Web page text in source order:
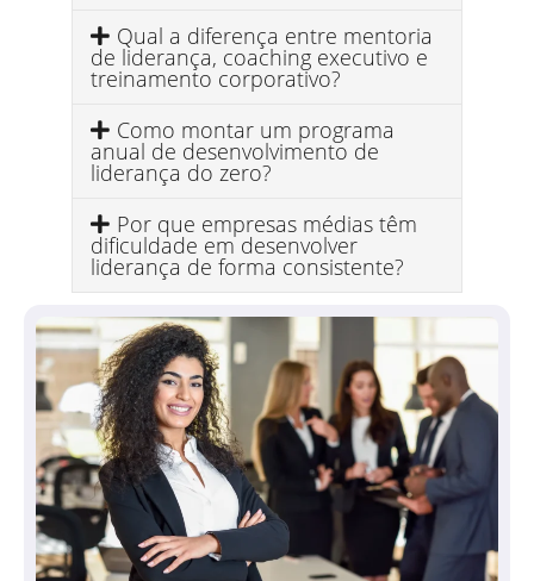
Qual a diferença entre mentoria
de liderança, coaching executivo e
treinamento corporativo?
Como montar um programa
anual de desenvolvimento de
liderança do zero?
Por que empresas médias têm
dificuldade em desenvolver
liderança de forma consistente?